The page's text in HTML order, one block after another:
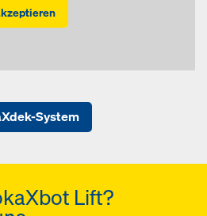
System
Lift?